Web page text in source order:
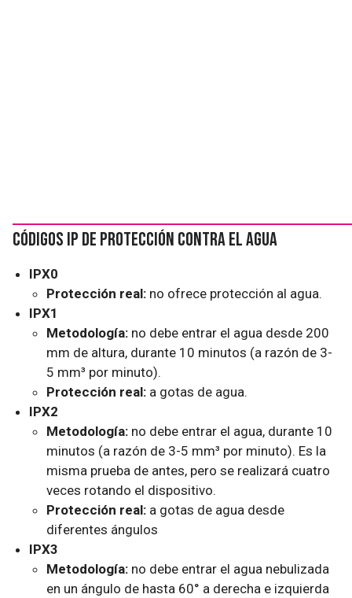
Códigos IP de protección contra el agua
IPX0
Protección real:no ofrece protección al agua.
IPX1
Metodología:no debe entrar el agua desde 200
mm de altura, durante 10 minutos (a razón de 3-
5 mm³ por minuto).
Protección real:a gotas de agua.
IPX2
Metodología:no debe entrar el agua, durante 10
minutos (a razón de 3-5 mm³ por minuto). Es la
misma prueba de antes, pero se realizará cuatro
veces rotando el dispositivo.
Protección real:a gotas de agua desde
diferentes ángulos
IPX3
Metodología:no debe entrar el agua nebulizada
en un ángulo de hasta 60° a derecha e izquierda